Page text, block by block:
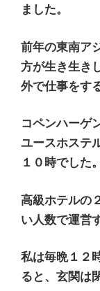
ました。
前年の東南ア
方が生き生き
外で仕事をす
コペンハーゲ
ユースホステ
１０時でした。
高級ホテルの
い人数で運営
私は毎晩１２
ると、玄関は